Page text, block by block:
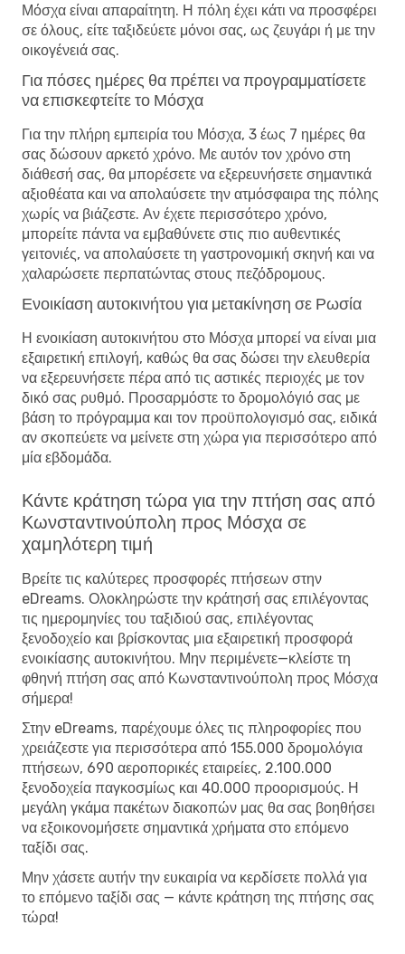
Μόσχα είναι απαραίτητη. Η πόλη έχει κάτι να προσφέρει
σε όλους, είτε ταξιδεύετε μόνοι σας, ως ζευγάρι ή με την
οικογένειά σας.
Για πόσες ημέρες θα πρέπει να προγραμματίσετε
να επισκεφτείτε το Μόσχα
Για την πλήρη εμπειρία του Μόσχα, 3 έως 7 ημέρες θα
σας δώσουν αρκετό χρόνο. Με αυτόν τον χρόνο στη
διάθεσή σας, θα μπορέσετε να εξερευνήσετε σημαντικά
αξιοθέατα και να απολαύσετε την ατμόσφαιρα της πόλης
χωρίς να βιάζεστε. Αν έχετε περισσότερο χρόνο,
μπορείτε πάντα να εμβαθύνετε στις πιο αυθεντικές
γειτονιές, να απολαύσετε τη γαστρονομική σκηνή και να
χαλαρώσετε περπατώντας στους πεζόδρομους.
Ενοικίαση αυτοκινήτου για μετακίνηση σε Ρωσία
Η ενοικίαση αυτοκινήτου στο Μόσχα μπορεί να είναι μια
εξαιρετική επιλογή, καθώς θα σας δώσει την ελευθερία
να εξερευνήσετε πέρα ​​από τις αστικές περιοχές με τον
δικό σας ρυθμό. Προσαρμόστε το δρομολόγιό σας με
βάση το πρόγραμμα και τον προϋπολογισμό σας, ειδικά
αν σκοπεύετε να μείνετε στη χώρα για περισσότερο από
μία εβδομάδα.
Κάντε κράτηση τώρα για την πτήση σας από
Κωνσταντινούπολη προς Μόσχα σε
χαμηλότερη τιμή
Βρείτε τις καλύτερες προσφορές πτήσεων στην
eDreams. Ολοκληρώστε την κράτησή σας επιλέγοντας
τις ημερομηνίες του ταξιδιού σας, επιλέγοντας
ξενοδοχείο και βρίσκοντας μια εξαιρετική προσφορά
ενοικίασης αυτοκινήτου. Μην περιμένετε—κλείστε τη
φθηνή πτήση σας από Κωνσταντινούπολη προς Μόσχα
σήμερα!
Στην eDreams, παρέχουμε όλες τις πληροφορίες που
χρειάζεστε για περισσότερα από 155.000 δρομολόγια
πτήσεων, 690 αεροπορικές εταιρείες, 2.100.000
ξενοδοχεία παγκοσμίως και 40.000 προορισμούς. Η
μεγάλη γκάμα πακέτων διακοπών μας θα σας βοηθήσει
να εξοικονομήσετε σημαντικά χρήματα στο επόμενο
ταξίδι σας.
Μην χάσετε αυτήν την ευκαιρία να κερδίσετε πολλά για
το επόμενο ταξίδι σας — κάντε κράτηση της πτήσης σας
τώρα!